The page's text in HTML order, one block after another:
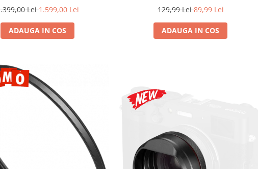
Lei1.599,00 Lei
ADAUGA IN COS
129,99 Lei89,99 Lei
ADAUGA IN COS